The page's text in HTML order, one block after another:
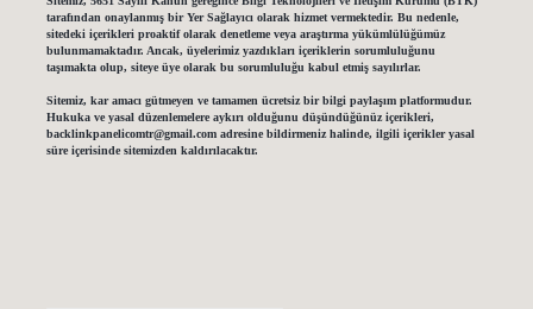
tarafından onaylanmış bir Yer Sağlayıcı olarak hizmet vermektedir. Bu nedenle,
sitedeki içerikleri proaktif olarak denetleme veya araştırma yükümlülüğümüz
bulunmamaktadır. Ancak, üyelerimiz yazdıkları içeriklerin sorumluluğunu
taşımakta olup, siteye üye olarak bu sorumluluğu kabul etmiş sayılırlar.
Sitemiz, kar amacı gütmeyen ve tamamen ücretsiz bir bilgi paylaşım platformudur.
Hukuka ve yasal düzenlemelere aykırı olduğunu düşündüğünüz içerikleri,
backlinkpanelicomtr@gmail.comadresine bildirmeniz halinde, ilgili içerikler yasal
süre içerisinde sitemizden kaldırılacaktır.